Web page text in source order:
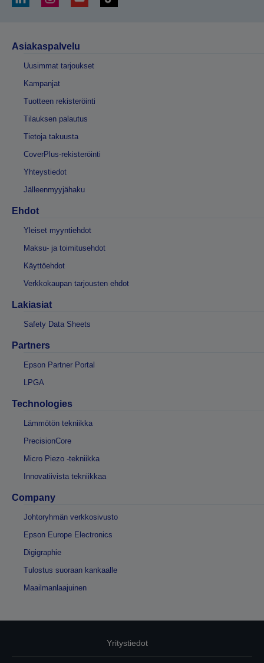
Asiakaspalvelu
Uusimmat tarjoukset
Kampanjat
Tuotteen rekisteröinti
Tilauksen palautus
Tietoja takuusta
CoverPlus-rekisteröinti
Yhteystiedot
Jälleenmyyjähaku
Ehdot
Yleiset myyntiehdot
Maksu- ja toimitusehdot
Käyttöehdot
Verkkokaupan tarjousten ehdot
Lakiasiat
Safety Data Sheets
Partners
Epson Partner Portal
LPGA
Technologies
Lämmötön tekniikka
PrecisionCore
Micro Piezo -tekniikka
Innovatiivista tekniikkaa
Company
Johtoryhmän verkkosivusto
Epson Europe Electronics
Digigraphie
Tulostus suoraan kankaalle
Maailmanlaajuinen
Yritystiedot